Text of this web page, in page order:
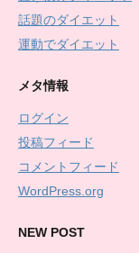
話題のダイエット
運動でダイエット
メタ情報
ログイン
投稿フィード
コメントフィード
WordPress.org
NEW POST